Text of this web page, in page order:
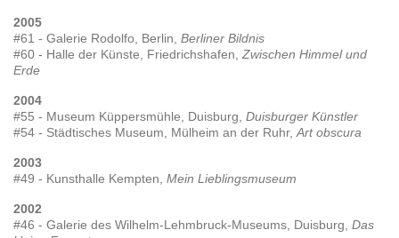
2005
#61 - Galerie Rodolfo, Berlin, Berliner Bildnis
#60 - Halle der Künste, Friedrichshafen, Zwischen Himmel und
Erde
2004
#55 - Museum Küppersmühle, Duisburg, Duisburger Künstler
#54 - Städtisches Museum, Mülheim an der Ruhr, Art obscura
2003
#49 - Kunsthalle Kempten, Mein Lieblingsmuseum
2002
#46 - Galerie des Wilhelm-Lehmbruck-Museums, Duisburg, Das